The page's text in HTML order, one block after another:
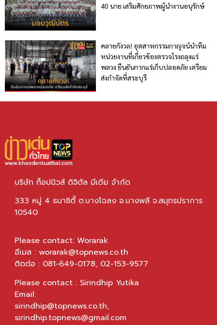
40 นาย เสริมศักยภาพผู้นำงานอนุรักษ์
คลายกังวล! อุตสาหกรรมกาญจน์นำทีม
หน่วยงานที่เกี่ยวข้องตรวจโรงถลุงแร่
พลวง ยืนยันกากแร่เก็บปลอดภัย เตรียม
ส่งกำจัดที่สระบุรี
บริษัท ท็อปนิวส์ ดิจิตัล มีเดีย จำกัด
333 หมู่ 4 ธนาซิตี้ ต.บางโฉลง อ.บางพลี จ.สมุทรปราการ
10540
Please contact: Worarak
อีเมล : worarak@topnews.co.th
ติดต่อ : 081-649-0178, 02-153-9577
Please contact : Sirindhip Yutika
Email:
sirindhip@topnews.co.th,
sirindhip.topnews@gmail.com